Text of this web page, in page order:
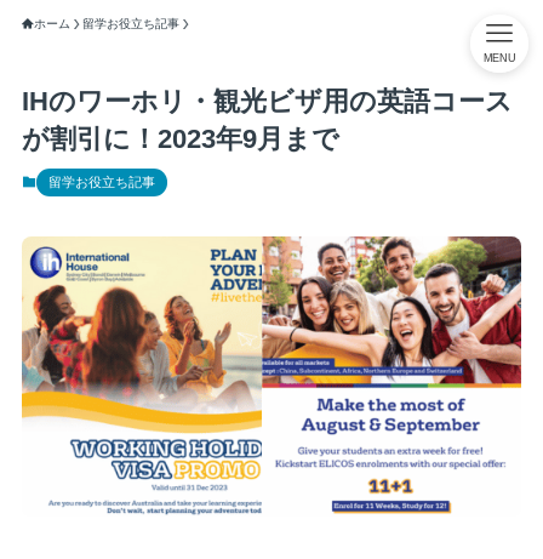
MENU
ホーム 留学お役立ち記事
IHのワーホリ・観光ビザ用の英語コース
が割引に！2023年9月まで
留学お役立ち記事